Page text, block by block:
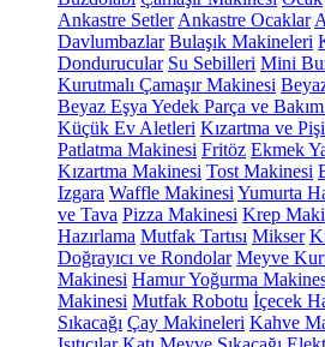
Ankastre Setler Ankastre Ocaklar
Davlumbazlar Bulaşık Makineleri
Dondurucular Su Sebilleri Mini
Kurutmalı Çamaşır Makinesi
Beyaz Eşya Yedek Parça ve
Küçük Ev Aletleri Kızartma ve
Patlatma Makinesi Fritöz Ekmek
Kızartma Makinesi Tost Makinesi
Izgara Waffle Makinesi Yumurta
ve Tava Pizza Makinesi Krep
Hazırlama Mutfak Tartısı Mikser
Doğrayıcı ve Rondolar Meyve
Makinesi Hamur Yoğurma
Makinesi Mutfak Robotu İçecek
Sıkacağı Çay Makineleri Kahve